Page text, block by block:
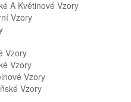
A Květinové Vzory
Vzory
Vzory
Vzory
Vzory
Vzory